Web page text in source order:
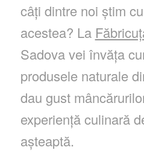
câți dintre noi știm
acestea? La
Sadova vei învăța
produsele naturale
dau gust
experiență culinară
așteaptă.